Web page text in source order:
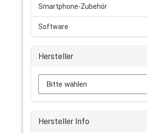
Smartphone-Zubehör
Software
Hersteller
Hersteller Info